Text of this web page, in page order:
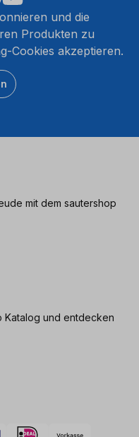
und die
Produkten zu
Cookies akzeptieren.
mit dem sautershop
Katalog und entdecken